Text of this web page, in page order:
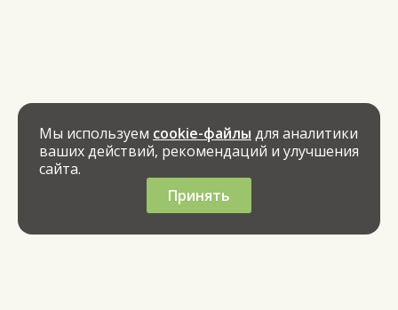
Мы используем cookie-файлы для аналитики
ваших действий, рекомендаций и улучшения
сайта.
Принять